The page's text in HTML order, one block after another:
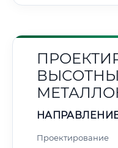
Проектирование